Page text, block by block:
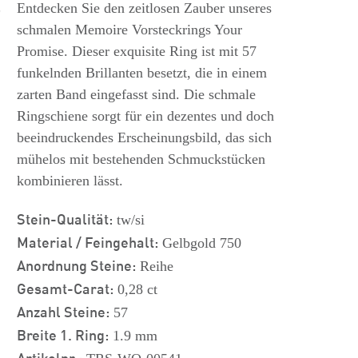
Entdecken Sie den zeitlosen Zauber unseres
schmalen Memoire Vorsteckrings Your
Promise. Dieser exquisite Ring ist mit 57
funkelnden Brillanten besetzt, die in einem
zarten Band eingefasst sind. Die schmale
Ringschiene sorgt für ein dezentes und doch
beeindruckendes Erscheinungsbild, das sich
mühelos mit bestehenden Schmuckstücken
kombinieren lässt.
Stein-Qualität: tw/si
Material / Feingehalt: Gelbgold 750
Anordnung Steine: Reihe
Gesamt-Carat: 0,28 ct
Anzahl Steine: 57
Breite 1. Ring: 1.9 mm